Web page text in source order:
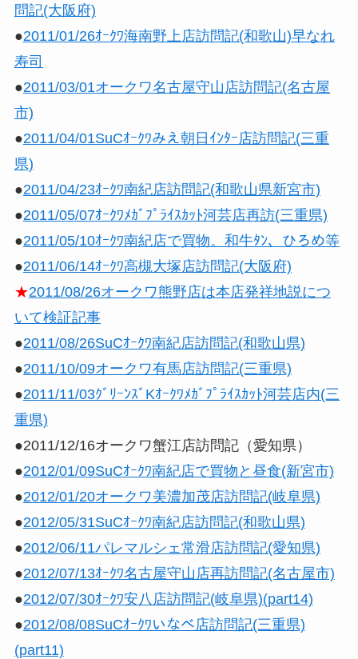
問記(大阪府)
●2011/01/26ｵｰｸﾜ海南野上店訪問記(和歌山)早なれ
寿司
●2011/03/01オークワ名古屋守山店訪問記(名古屋
市)
●2011/04/01SuCｵｰｸﾜみえ朝日ｲﾝﾀｰ店訪問記(三重
県)
●2011/04/23ｵｰｸﾜ南紀店訪問記(和歌山県新宮市)
●2011/05/07ｵｰｸﾜﾒｶﾞﾌﾟﾗｲｽｶｯﾄ河芸店再訪(三重県)
●2011/05/10ｵｰｸﾜ南紀店で買物。和牛ﾀﾝ、ひろめ等
●2011/06/14ｵｰｸﾜ高槻大塚店訪問記(大阪府)
★2011/08/26オークワ熊野店は本店発祥地説につ
いて検証記事
●2011/08/26SuCｵｰｸﾜ南紀店訪問記(和歌山県)
●2011/10/09オークワ有馬店訪問記(三重県)
●2011/11/03ｸﾞﾘｰﾝｽﾞKｵｰｸﾜﾒｶﾞﾌﾟﾗｲｽｶｯﾄ河芸店内(三
重県)
●2011/12/16オークワ蟹江店訪問記（愛知県）
●2012/01/09SuCｵｰｸﾜ南紀店で買物と昼食(新宮市)
●2012/01/20オークワ美濃加茂店訪問記(岐阜県)
●2012/05/31SuCｵｰｸﾜ南紀店訪問記(和歌山県)
●2012/06/11パレマルシェ常滑店訪問記(愛知県)
●2012/07/13ｵｰｸﾜ名古屋守山店再訪問記(名古屋市)
●2012/07/30ｵｰｸﾜ安八店訪問記(岐阜県)(part14)
●2012/08/08SuCｵｰｸﾜいなべ店訪問記(三重県)
(part11)